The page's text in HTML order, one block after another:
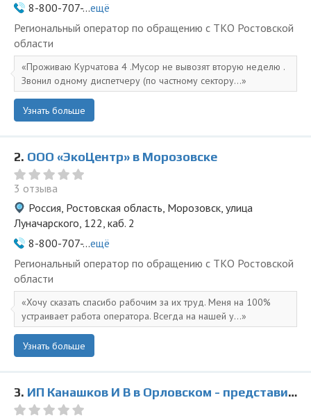
8-800-707-...ещё
Региональный оператор по обращению с ТКО Ростовской
области
Проживаю Курчатова 4 .Мусор не вывозят вторую неделю .
Звонил одному диспетчеру (по частному сектору...
Узнать больше
2. ООО «ЭкоЦентр» в Морозовске
3 отзыва
Россия, Ростовская область, Морозовск, улица
Луначарского, 122, каб. 2
8-800-707-...ещё
Региональный оператор по обращению с ТКО Ростовской
области
Хочу сказать спасибо рабочим за их труд. Меня на 100%
устраивает работа оператора. Всегда на нашей у...
Узнать больше
3. ИП Канашков И В в Орловском - представитель ООО Ведущая Утилизирующая Компания